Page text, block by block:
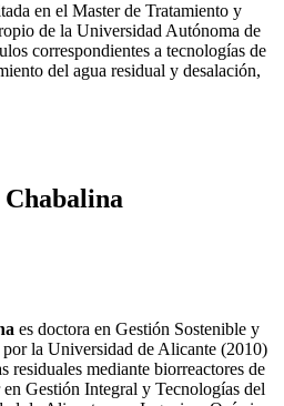
en el Master de Tratamiento y
de la Universidad Autónoma de
correspondientes a tecnologías de
del agua residual y desalación,
es doctora en Gestión Sostenible y
la Universidad de Alicante (2010)
residuales mediante biorreactores de
Gestión Integral y Tecnologías del